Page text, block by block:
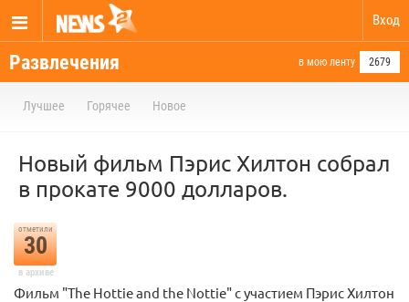
Вход
Развлечения в мою ленту 2679
Лучшее Горячее Новое
Новый фильм Пэрис Хилтон собрал
в прокате 9000 долларов.
отметили
30
в архиве
Фильм "The Hottie and the Nottie" с участием Пэрис Хилтон